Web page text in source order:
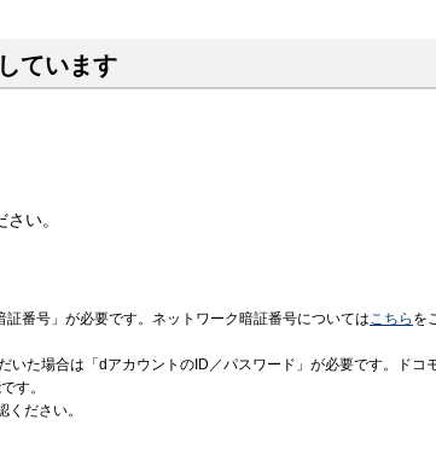
ています
い。
番号」が必要です。ネットワーク暗証番号についてはこちら を
いた場合は「dアカウントのID／パスワード」が必要です。ドコ
す。
ください。